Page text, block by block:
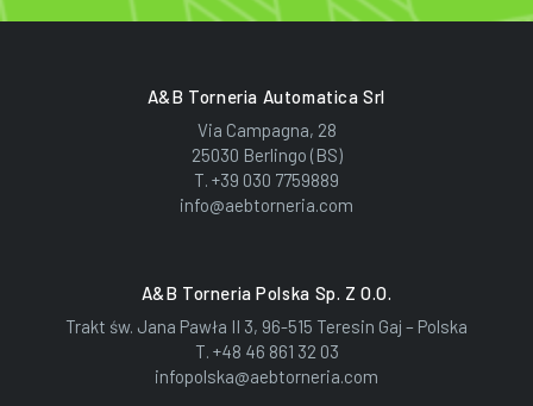
A&B Torneria Automatica Srl
Via Campagna, 28
25030 Berlingo (BS)
T. +39 030 7759889
info@aebtorneria.com
A&B Torneria Polska Sp. Z O.o.
Trakt św. Jana Pawła II 3, 96-515 Teresin Gaj – Polska
T. +48 46 861 32 03
infopolska@aebtorneria.com